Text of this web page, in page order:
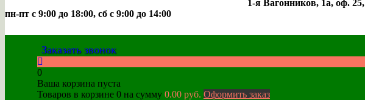
1-я Вагонников, 1а, оф. 25,
пн-пт с 9:00 до 18:00, cб с 9:00 до 14:00
Заказать звонок
0
Ваша корзина пуста
Товаров в корзине 0 на сумму 0.00 руб. Оформить заказ